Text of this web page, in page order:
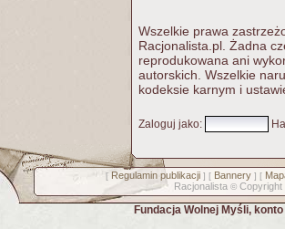
Wszelkie prawa
Racjonalista.pl. Żadna
reprodukowana ani
autorskich. Wszelkie
kodeksie karnym i
Zaloguj jako:
[ Regulamin publikacji] [ Bannery] [
Racjonalista © Copyright
Fundacja Wolnej Myśli,